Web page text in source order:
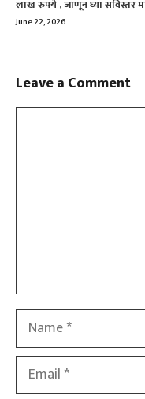
लाख रुपये , जाणून घ्या सविस्तर
June 22, 2026
Leave a Comment
Name
Email